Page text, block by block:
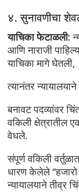
४. सुनावणीचा
याचिका फेटाळली:
आणि नाराजी
याचिका मागे घेतली,
त्यानंतर
बनावट पदव्यांवर
वकिली क्षेत्रातील
वेधले.
संपूर्ण वकिली
धारण केलेले “हजारो
न्यायालयाने तीव्र